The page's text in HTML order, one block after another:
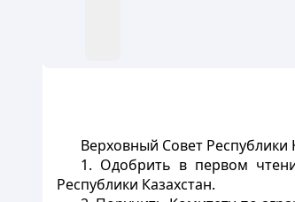
Верховный Совет
1. Одобрить в первом
Республики Казахстан.